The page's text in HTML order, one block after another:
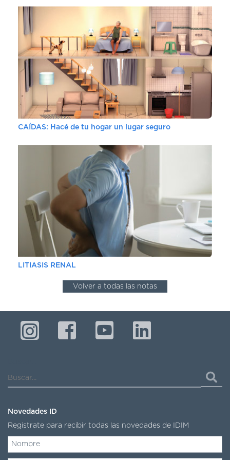
CAÍDAS: Hacé de tu hogar un lugar seguro
LITIASIS RENAL
Volver a todas las notas
Novedades ID
Registrate para recibir todas las novedades de IDIM